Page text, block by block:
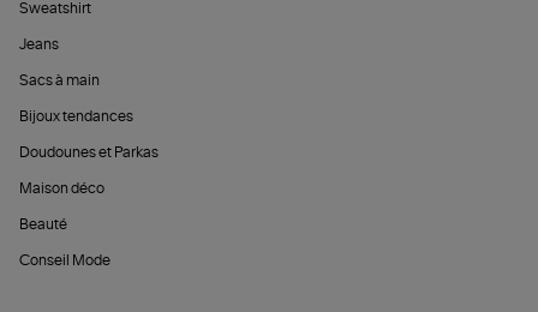
Sweatshirt
Jeans
Sacs à main
Bijoux tendances
Doudounes et Parkas
Maison déco
Beauté
Conseil Mode